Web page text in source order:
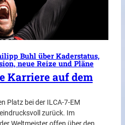
Buhl über Kaderstatus,
neue Reize und Pläne
Karriere auf dem
Platz bei der ILCA-7-EM
zurück. Im